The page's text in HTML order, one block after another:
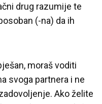
drug razumije te
(-na) da ih
moraš voditi
svoga partnera i ne
Ako želite